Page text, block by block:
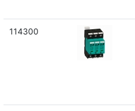
114300